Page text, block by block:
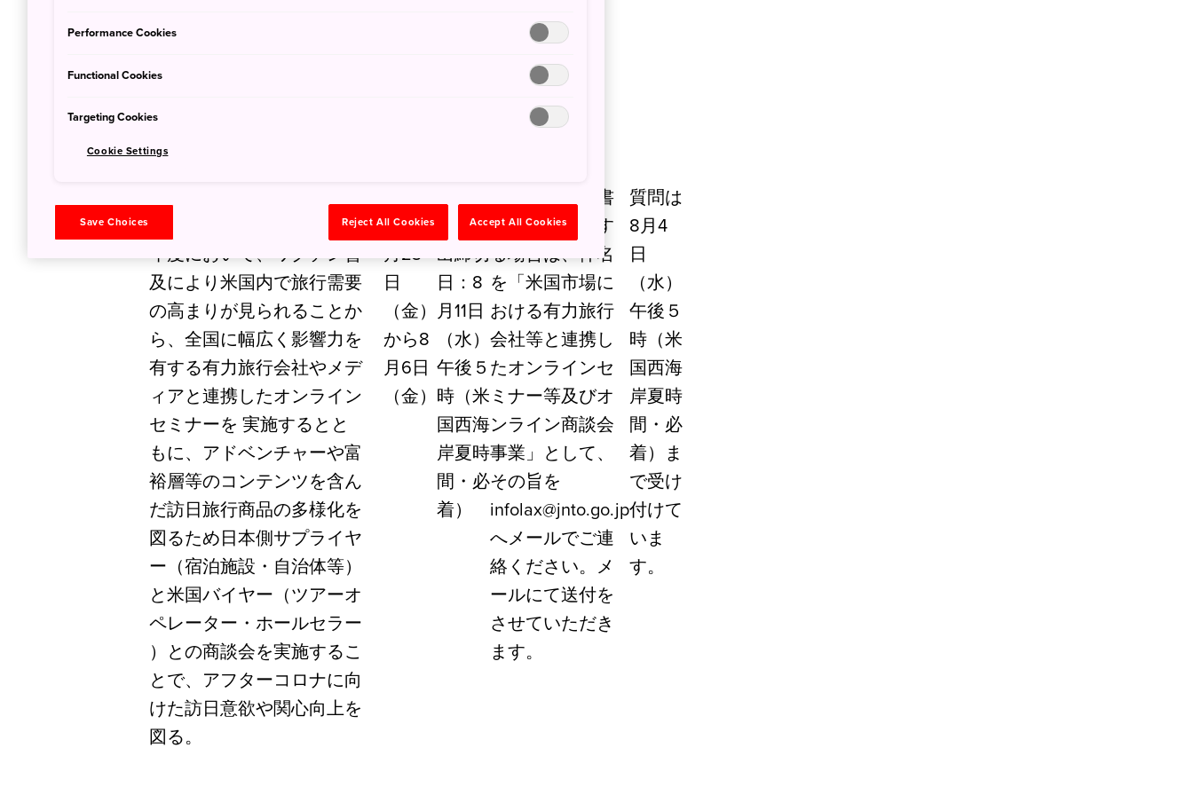
公表日 : 7/23/2021
ンピックが開催される2021
年度において、ワクチン普
及により米国内で旅行需要
の高まりが見られることか
ら、全国に幅広く影響力を
有する有力旅行会社やメデ
ィアと連携したオンライン
セミナーを 実施するとと
もに、アドベンチャーや富
裕層等のコンテンツを含ん
だ訪日旅行商品の多様化を
図るため日本側サプライヤ
ー（宿泊施設・自治体等）
と米国バイヤー（ツアーオ
ペレーター・ホールセラー
）との商談会を実施するこ
とで、アフターコロナに向
けた訪日意欲や関心向上を
図る。
間：7
月23
日
（金）
から8
月6日
（金）
案書提
出締切
日：8
月11日
（水）
午後５
時（米
国西海
岸夏時
間・必
着）
企画競争説明書
の送付を希望す
る場合は、件名
を「米国市場に
おける有力旅行
会社等と連携し
たオンラインセ
ミナー等及びオ
ンライン商談会
事業」として、
その旨を
infolax@jnto.go.jp
へメールでご連
絡ください。メ
ールにて送付を
させていただき
ます。
質問は
8月4
日
（水）
午後５
時（米
国西海
岸夏時
間・必
着）ま
で受け
付けて
いま
す。
Performance Cookies
Functional Cookies
Targeting Cookies
Cookie Settings
Save Choices Reject All Cookies Accept All Cookies